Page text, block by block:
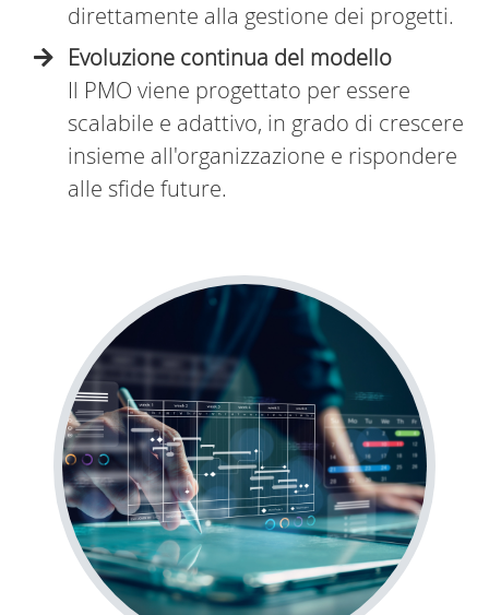
direttamente alla gestione dei progetti.
Evoluzione continua del modello
Il PMO viene progettato per essere
scalabile e adattivo, in grado di crescere
insieme all'organizzazione e rispondere
alle sfide future.